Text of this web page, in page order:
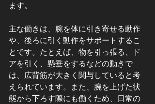
ます。
主な働きは、腕を体に引き寄せる動作
や、後ろに引く動作をサポートするこ
とです。たとえば、物を引っ張る、ド
アを引く、懸垂をするなどの動きで
は、広背筋が大きく関与していると考
えられています。また、腕を上げた状
態から下ろす際にも働くため、日常の